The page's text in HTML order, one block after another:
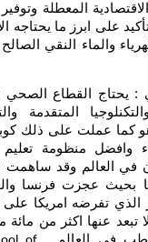
المعطلة
على ابرز ما يحتاجه
والماء النقي
: يحتاج القطاع
المتقدمة
كما عملت على ذلك
وافضل منظومة
في العالم وقد ساهمت
بحيث عجزت فرنسا
الذي تفرضه امريكا على
لا تبعد عنها اكثر من